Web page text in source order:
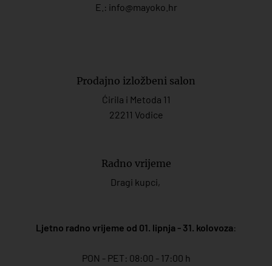
E.: info@mayoko. hr
Prodajno izložbeni salon
Ćirila i Metoda 11
22211 Vodice
Radno vrijeme
Dragi kupci,
Ljetno radno vrijeme od 01. lipnja - 31. kolovoza:
PON - PET: 08:00 - 17:00 h